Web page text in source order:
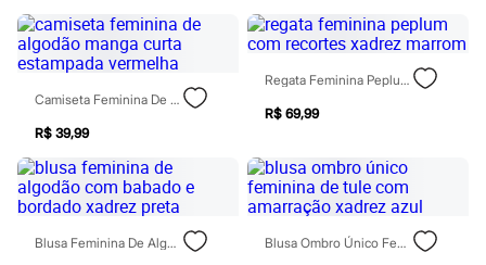
Calcinhas
Cuecas
Meias
Moda praia
Biquínis e Maiôs
Blusas de proteção
Sungas
Personagens
Bluey
Disney
Hello Kitty
Camiseta Feminina De Algodão Manga Curta Estampada Vermelha
R$ 39,99
Regata Feminina Peplum Com Recortes Xadrez Marrom
R$ 69,99
Blusa Feminina De Algodão Com Babado E Bordado Xadrez Preta Blusa Ombro Único Feminina De Tule Com Amarração Xadrez Azul